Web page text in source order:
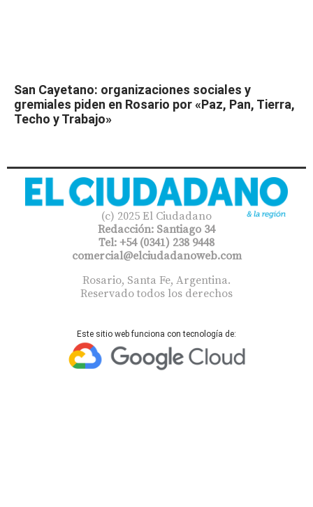
San Cayetano: organizaciones sociales y
gremiales piden en Rosario por «Paz, Pan, Tierra,
Techo y Trabajo»
(c) 2025 El Ciudadano
Redacción: Santiago 34
Tel: +54 (0341) 238 9448
comercial@elciudadanoweb.com​
Rosario, Santa Fe, Argentina.
Reservado todos los derechos
Este sitio web funciona con tecnología de: